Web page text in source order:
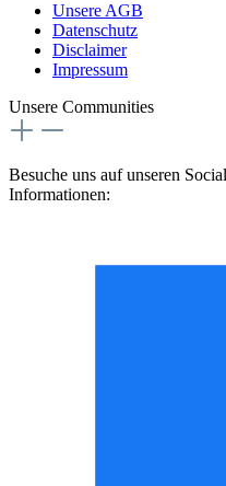
Unsere AGB
Datenschutz
Disclaimer
Impressum
Unsere Communities
Besuche uns auf unseren
Informationen: